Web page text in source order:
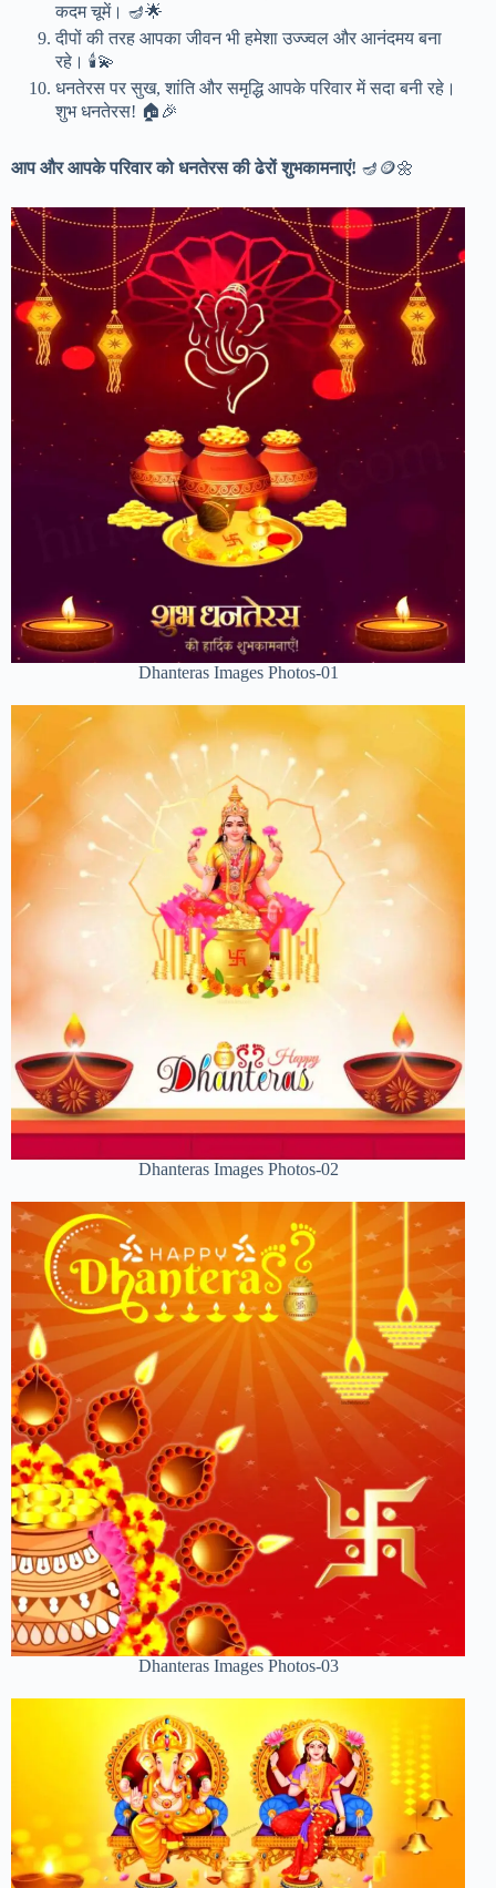
कदम चूमें। 🪔🌟
दीपों की तरह आपका जीवन भी हमेशा उज्ज्वल और आनंदमय बना
रहे। 🕯️💫
धनतेरस पर सुख, शांति और समृद्धि आपके परिवार में सदा बनी रहे।
शुभ धनतेरस! 🏠🎉
आप और आपके परिवार को धनतेरस की ढेरों शुभकामनाएं! 🪔🪙🌼
Dhanteras Images Photos-01
Dhanteras Images Photos-02
Dhanteras Images Photos-03